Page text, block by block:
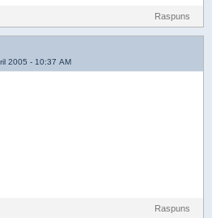
Raspuns
2005 - 10:37 AM
Raspuns